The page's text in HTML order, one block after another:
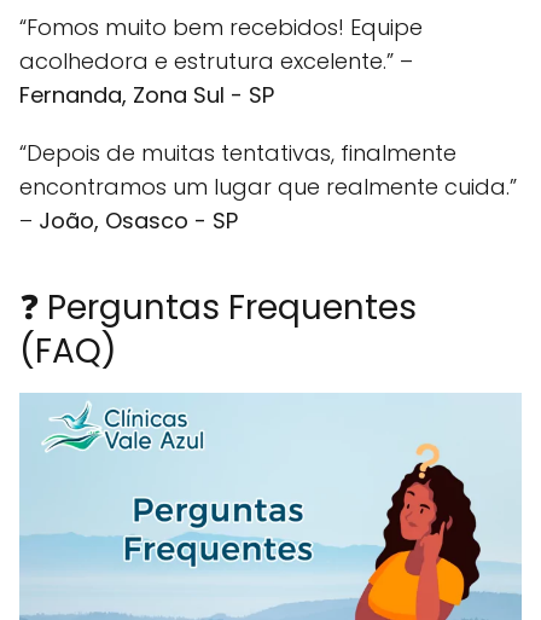
“Fomos muito bem recebidos! Equipe
acolhedora e estrutura excelente.” –
Fernanda, Zona Sul - SP
“Depois de muitas tentativas, finalmente
encontramos um lugar que realmente cuida.”
– João, Osasco - SP
❓ Perguntas Frequentes
(FAQ)